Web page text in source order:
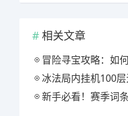
相关文章
冒险寻宝攻略：如
冰法局内挂机100层
新手必看！赛季词